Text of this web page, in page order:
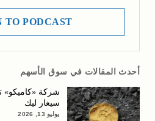
TO PODCAST
أحدث المقالات في سوق الأسهم
شركة «كاميكو»
سيغار ليك
يوليو 13, 2026